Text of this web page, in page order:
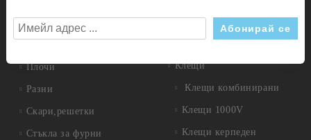
Нагреватели
Плочи
Разни
Скари,решетки
Стъкла за фурни
Шублери
Клещи
Клещи комбинирани
Клещи 1000V
Клещи керпеден